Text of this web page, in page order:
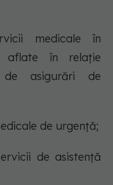
medicale în
aflate în relaţie
asigurări de
de urgenţă;
de asistenţă